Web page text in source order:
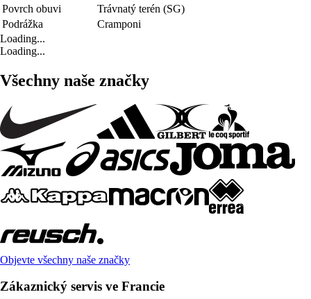
Povrch obuvi
Trávnatý terén (SG)
Podrážka
Cramponi
Loading...
Loading...
Všechny naše značky
Objevte všechny naše značky
Zákaznický servis ve Francie